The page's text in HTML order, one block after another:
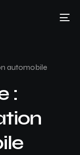
automobile
: